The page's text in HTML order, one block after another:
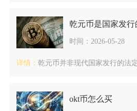
乾元币是国家发行
时间：2026-05-28
详情： 乾元币并非现代国家发行的法定数字货
okt币怎么买